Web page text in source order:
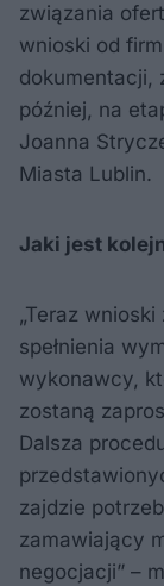
związania
wnioski od
dokumentacji,
później, na
Joanna
Miasta Lublin.
Jaki jest
„Teraz
spełnienia
wykonawcy,
zostaną
Dalsza
zajdzie
zamawiający
negocjacji” –